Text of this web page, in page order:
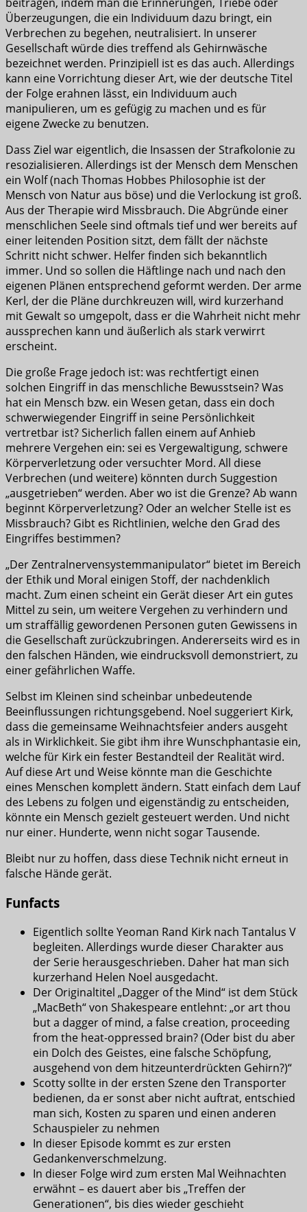
Überzeugungen, die ein Individuum dazu bringt, ein
Verbrechen zu begehen, neutralisiert. In unserer
Gesellschaft würde dies treffend als Gehirnwäsche
bezeichnet werden. Prinzipiell ist es das auch. Allerdings
kann eine Vorrichtung dieser Art, wie der deutsche Titel
der Folge erahnen lässt, ein Individuum auch
manipulieren, um es gefügig zu machen und es für
eigene Zwecke zu benutzen.
Dass Ziel war eigentlich, die Insassen der Strafkolonie zu
resozialisieren. Allerdings ist der Mensch dem Menschen
ein Wolf (nach Thomas Hobbes Philosophie ist der
Mensch von Natur aus böse) und die Verlockung ist groß.
Aus der Therapie wird Missbrauch. Die Abgründe einer
menschlichen Seele sind oftmals tief und wer bereits auf
einer leitenden Position sitzt, dem fällt der nächste
Schritt nicht schwer. Helfer finden sich bekanntlich
immer. Und so sollen die Häftlinge nach und nach den
eigenen Plänen entsprechend geformt werden. Der arme
Kerl, der die Pläne durchkreuzen will, wird kurzerhand
mit Gewalt so umgepolt, dass er die Wahrheit nicht mehr
aussprechen kann und äußerlich als stark verwirrt
erscheint.
Die große Frage jedoch ist: was rechtfertigt einen
solchen Eingriff in das menschliche Bewusstsein? Was
hat ein Mensch bzw. ein Wesen getan, dass ein doch
schwerwiegender Eingriff in seine Persönlichkeit
vertretbar ist? Sicherlich fallen einem auf Anhieb
mehrere Vergehen ein: sei es Vergewaltigung, schwere
Körperverletzung oder versuchter Mord. All diese
Verbrechen (und weitere) könnten durch Suggestion
„ausgetrieben“ werden. Aber wo ist die Grenze? Ab wann
beginnt Körperverletzung? Oder an welcher Stelle ist es
Missbrauch? Gibt es Richtlinien, welche den Grad des
Eingriffes bestimmen?
„Der Zentralnervensystemmanipulator“ bietet im Bereich
der Ethik und Moral einigen Stoff, der nachdenklich
macht. Zum einen scheint ein Gerät dieser Art ein gutes
Mittel zu sein, um weitere Vergehen zu verhindern und
um straffällig gewordenen Personen guten Gewissens in
die Gesellschaft zurückzubringen. Andererseits wird es in
den falschen Händen, wie eindrucksvoll demonstriert, zu
einer gefährlichen Waffe.
Selbst im Kleinen sind scheinbar unbedeutende
Beeinflussungen richtungsgebend. Noel suggeriert Kirk,
dass die gemeinsame Weihnachtsfeier anders ausgeht
als in Wirklichkeit. Sie gibt ihm ihre Wunschphantasie ein,
welche für Kirk ein fester Bestandteil der Realität wird.
Auf diese Art und Weise könnte man die Geschichte
eines Menschen komplett ändern. Statt einfach dem Lauf
des Lebens zu folgen und eigenständig zu entscheiden,
könnte ein Mensch gezielt gesteuert werden. Und nicht
nur einer. Hunderte, wenn nicht sogar Tausende.
Bleibt nur zu hoffen, dass diese Technik nicht erneut in
falsche Hände gerät.
Funfacts
Eigentlich sollte Yeoman Rand Kirk nach Tantalus V
begleiten. Allerdings wurde dieser Charakter aus
der Serie herausgeschrieben. Daher hat man sich
kurzerhand Helen Noel ausgedacht.
Der Originaltitel „Dagger of the Mind“ ist dem Stück
„MacBeth“ von Shakespeare entlehnt: „or art thou
but a dagger of mind, a false creation, proceeding
from the heat-oppressed brain? (Oder bist du aber
ein Dolch des Geistes, eine falsche Schöpfung,
ausgehend von dem hitzeunterdrückten Gehirn?)“
Scotty sollte in der ersten Szene den Transporter
bedienen, da er sonst aber nicht auftrat, entschied
man sich, Kosten zu sparen und einen anderen
Schauspieler zu nehmen
In dieser Episode kommt es zur ersten
Gedankenverschmelzung.
In dieser Folge wird zum ersten Mal Weihnachten
erwähnt – es dauert aber bis „Treffen der
Generationen“, bis dies wieder geschieht